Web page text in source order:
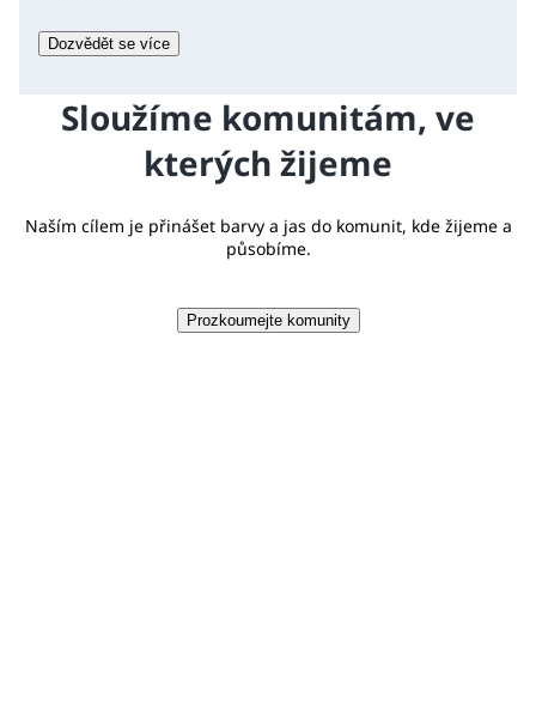
Dozvědět se více
Sloužíme komunitám, ve
kterých žijeme
Naším cílem je přinášet barvy a jas do komunit, kde žijeme a
působíme.
Prozkoumejte komunity